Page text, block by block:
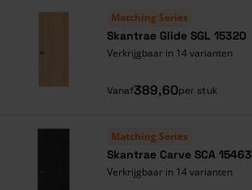
Matching Series
Skantrae Glide SGL 15320
Verkrijgbaar in 14 varianten
Vanaf389,60per stuk
Matching Series
Skantrae Carve SCA 15463
Verkrijgbaar in 14 varianten